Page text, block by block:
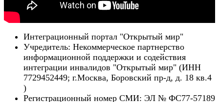
Интеграционный портал "Открытый мир"
Учредитель: Некоммерческое партнерство
информационной поддержки и содействия
интеграции инвалидов "Открытый мир" (ИНН
7729452449; г.Москва, Боровский пр-д, д. 18 кв.4
)
Регистрационный номер СМИ: ЭЛ № ФС77-57189